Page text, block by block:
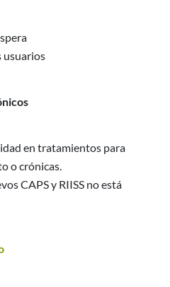
usuarios
en tratamientos para
o crónicas.
CAPS y RIISS no está